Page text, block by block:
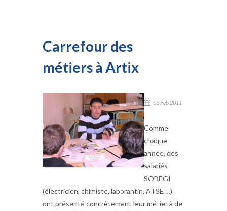
Carrefour des
métiers à Artix
03 Feb 2011
Comme
chaque
année, des
salariés
SOBEGI
(électricien, chimiste, laborantin, ATSE …)
ont présenté concrètement leur métier à de